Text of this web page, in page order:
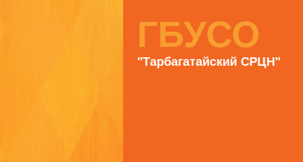
ГБУСО
"Тарбагатайский СРЦН"